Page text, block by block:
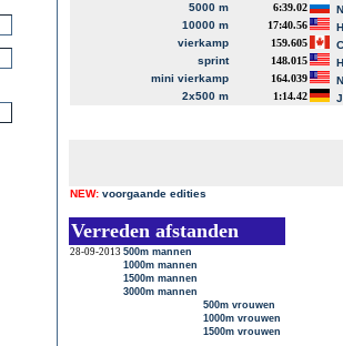
5000 m
6:39.02
10000 m
17:40.56
vierkamp
159.605
sprint
148.015
mini vierkamp
164.039
2x500 m
1:14.42
NEW: voorgaande edities
Verreden afstanden
28-09-2013 500m mannen
1000m mannen
1500m mannen
3000m mannen
500m vrouwen
1000m vrouwen
1500m vrouwen